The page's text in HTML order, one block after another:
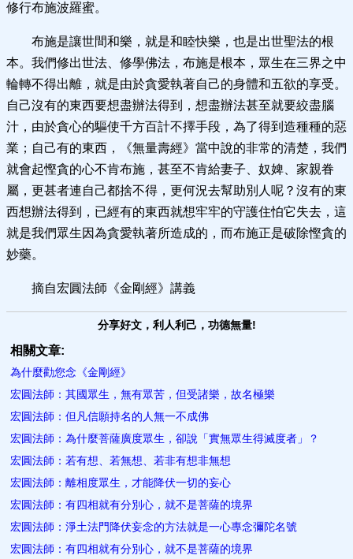
修行布施波羅蜜。
布施是讓世間和樂，就是和睦快樂，也是出世聖法的根
本。我們修出世法、修學佛法，布施是根本，眾生在三界之中
輪轉不得出離，就是由於貪愛執著自己的身體和五欲的享受。
自己沒有的東西要想盡辦法得到，想盡辦法甚至就要絞盡腦
汁，由於貪心的驅使千方百計不擇手段，為了得到造種種的惡
業；自己有的東西，《無量壽經》當中說的非常的清楚，我們
就會起慳貪的心不肯布施，甚至不肯給妻子、奴婢、家親眷
屬，更甚者連自己都捨不得，更何況去幫助別人呢？沒有的東
西想辦法得到，已經有的東西就想牢牢的守護住怕它失去，這
就是我們眾生因為貪愛執著所造成的，而布施正是破除慳貪的
妙藥。
摘自宏圓法師《金剛經》講義
分享好文，利人利己，功德無量!
相關文章:
為什麼勸您念《金剛經》
宏圓法師：其國眾生，無有眾苦，但受諸樂，故名極樂
宏圓法師：但凡信願持名的人無一不成佛
宏圓法師：為什麼菩薩廣度眾生，卻說「實無眾生得滅度者」？
宏圓法師：若有想、若無想、若非有想非無想
宏圓法師：離相度眾生，才能降伏一切的妄心
宏圓法師：有四相就有分別心，就不是菩薩的境界
宏圓法師：淨土法門降伏妄念的方法就是一心專念彌陀名號
宏圓法師：有四相就有分別心，就不是菩薩的境界